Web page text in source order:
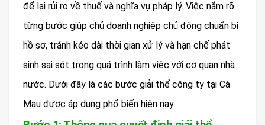
để lại rủi ro về thuế và nghĩa vụ pháp lý. Việc nắm rõ
từng bước giúp chủ doanh nghiệp chủ động chuẩn bị
hồ sơ, tránh kéo dài thời gian xử lý và hạn chế phát
sinh sai sót trong quá trình làm việc với cơ quan nhà
nước. Dưới đây là các bước giải thể công ty tại Cà
Mau được áp dụng phổ biến hiện nay.